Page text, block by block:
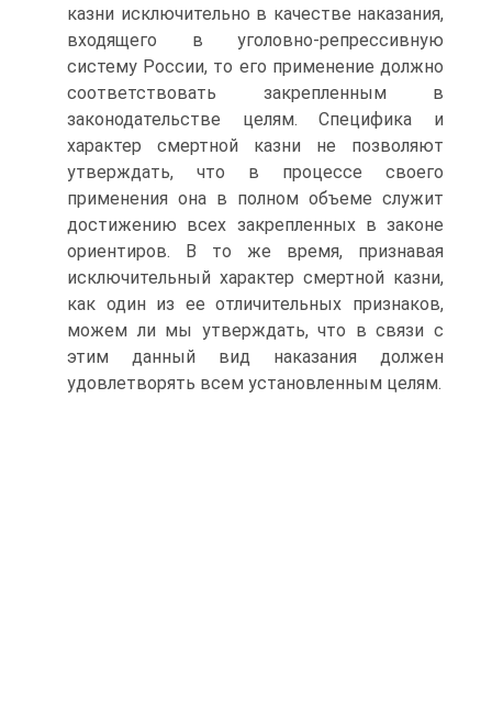
казни исключительно в качестве наказания,
входящего в уголовно-репрессивную
систему России, то его применение должно
соответствовать закрепленным в
законодательстве целям. Специфика и
характер смертной казни не позволяют
утверждать, что в процессе своего
применения она в полном объеме служит
достижению всех закрепленных в законе
ориентиров. В то же время, признавая
исключительный характер смертной казни,
как один из ее отличительных признаков,
можем ли мы утверждать, что в связи с
этим данный вид наказания должен
удовлетворять всем установленным целям.